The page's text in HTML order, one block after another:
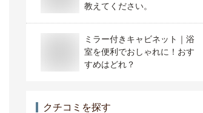
教えてください。
ミラー付きキャビネット｜浴
室を便利でおしゃれに！おす
すめはどれ？
クチコミを探す